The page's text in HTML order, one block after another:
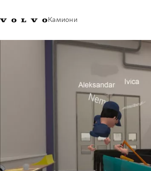
Камиони
Volvo Trucks - Македонија -
Продавница за
Транспортни решенија
За нас